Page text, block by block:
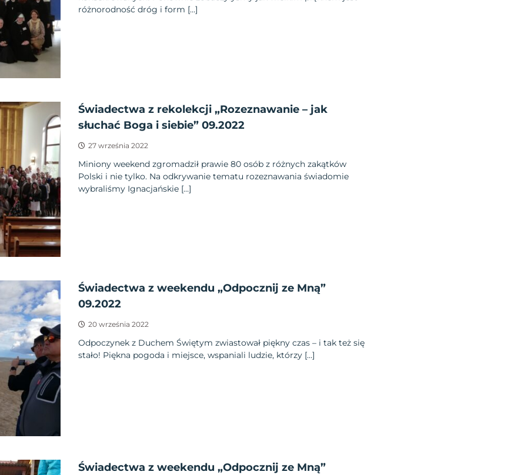
różnorodność dróg i form […]
Świadectwa z rekolekcji „Rozeznawanie – jak
słuchać Boga i siebie” 09.2022
27 września 2022
Miniony weekend zgromadził prawie 80 osób z różnych zakątków
Polski i nie tylko. Na odkrywanie tematu rozeznawania świadomie
wybraliśmy Ignacjańskie […]
Świadectwa z weekendu „Odpocznij ze Mną”
09.2022
20 września 2022
Odpoczynek z Duchem Świętym zwiastował piękny czas – i tak też się
stało! Piękna pogoda i miejsce, wspaniali ludzie, którzy […]
Świadectwa z weekendu „Odpocznij ze Mną”